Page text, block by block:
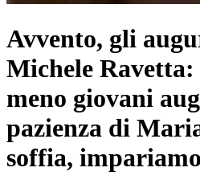
Avvento, gli
Michele
meno giovani
pazienza di
soffia,